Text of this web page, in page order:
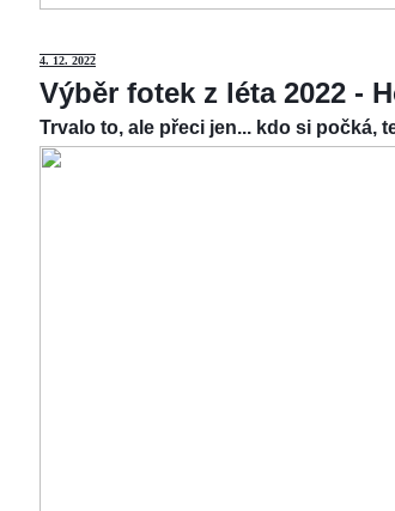
4. 12. 2022
Výběr fotek z léta 2022 -
Trvalo to, ale přeci jen... kdo si počká,